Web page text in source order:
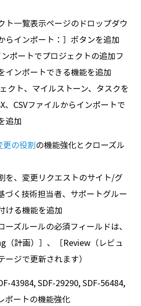
ト一覧表示ページのドロップダウ
らインポート：］ボタンを追加
ポートでプロジェクトの追加フ
インポートできる機能を追加
クト、マイルストーン、タスクを
、CSVファイルからインポートで
追加
更の役割の機能強化とクローズル
を、変更リクエストのサイト/グ
づく技術担当者、サポートグルー
ける機能を追加
ーズルールの必須フィールドは、
（計画）］、［Review（レビュ
ージで更新されます）
43984, SDF-29290, SDF-56484,
ポートの機能強化